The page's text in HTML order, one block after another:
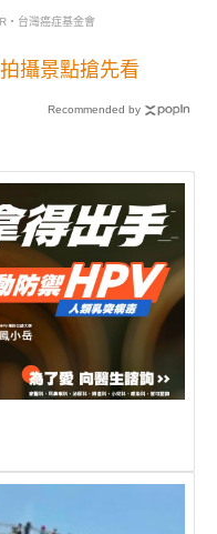
・台灣癌症基金會
攝景點搶先看
Recommended by